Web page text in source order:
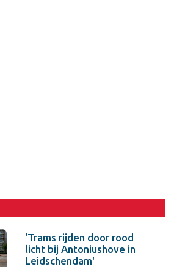
'Trams rijden door rood
licht bij Antoniushove in
Leidschendam'